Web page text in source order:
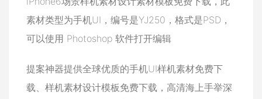
素材类型为手机UI，编号是YJ250，格式是PSD，
可以使用 Photoshop 软件打开编辑
提案神器提供全球优质的手机UI样机素材免费下
载、样机素材设计模板免费下载，高清海上手举深